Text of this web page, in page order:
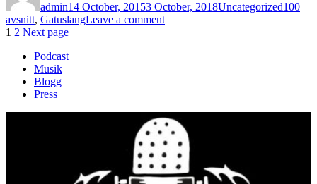
admin14 October, 20153 October, 2018Uncategorized100
avsnitt, GatuslangLeave a commenton
Posts
pagination
Page
1 Page
2 Next page
Podcast
Musik
Blogg
Press